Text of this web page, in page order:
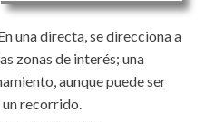
una directa, se direcciona a
zonas de interés; una
aunque puede ser
recorrido.